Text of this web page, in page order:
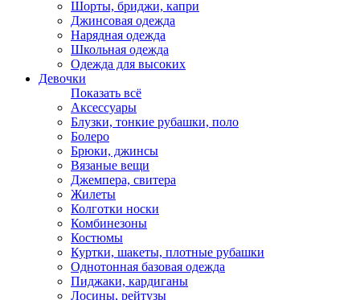
Шорты, бриджи, капри
Джинсовая одежда
Нарядная одежда
Школьная одежда
Одежда для высоких
Девочки
Показать всё
Аксессуары
Блузки, тонкие рубашки, поло
Болеро
Брюки, джинсы
Вязаные вещи
Джемпера, свитера
Жилеты
Колготки носки
Комбинезоны
Костюмы
Куртки, шакеты, плотные рубашки
Однотонная базовая одежда
Пиджаки, кардиганы
Лосины, рейтузы